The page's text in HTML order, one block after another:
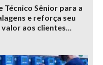
Técnico Sênior para a
e reforça seu
aos clientes...